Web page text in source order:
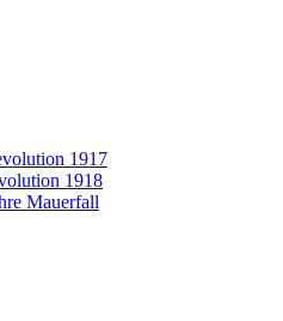
1917
1918
Mauerfall